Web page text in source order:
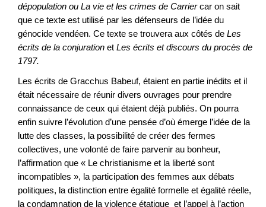
dépopulation ou La vie et les crimes de Carriercar on sait
que ce texte est utilisé par les défenseurs de l’idée du
génocide vendéen. Ce texte se trouvera aux côtés de Les
écrits de la conjuration et Les écrits et discours du procès de
1797.
Les écrits de Gracchus Babeuf, étaient en partie inédits et il
était nécessaire de réunir divers ouvrages pour prendre
connaissance de ceux qui étaient déjà publiés. On pourra
enfin suivre l’évolution d’une pensée d’où émerge l’idée de la
lutte des classes, la possibilité de créer des fermes
collectives, une volonté de faire parvenir au bonheur,
l’affirmation que « Le christianisme et la liberté sont
incompatibles », la participation des femmes aux débats
politiques, la distinction entre égalité formelle et égalité réelle,
la condamnation de la violence étatique et l’appel à l’action